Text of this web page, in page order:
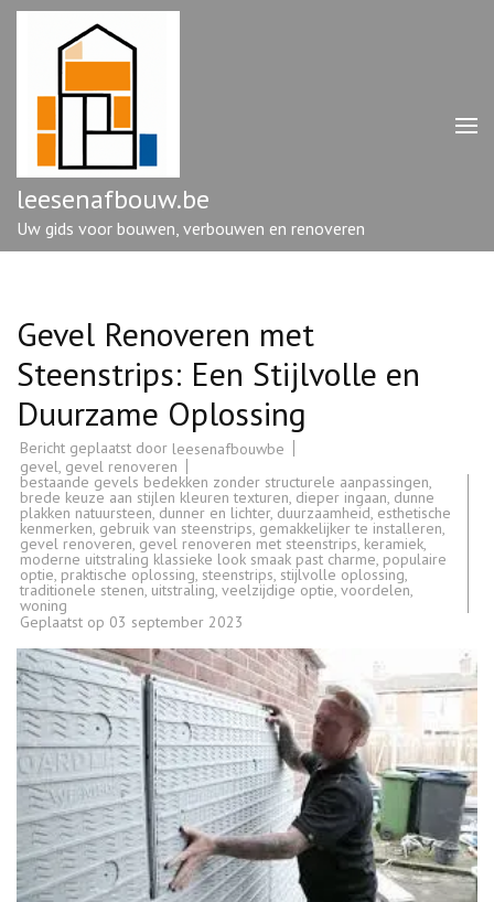
Ga
enter)
leesenafbouw.be
Uw gids voor bouwen, verbouwen en renoveren
Gevel Renoveren met
Steenstrips: Een Stijlvolle en
Duurzame Oplossing
Bericht geplaatst door leesenafbouwbe
gevel, gevel renoveren
bestaande gevels bedekken zonder structurele aanpassingen,
brede keuze aan stijlen kleuren texturen, dieper ingaan, dunne
plakken natuursteen, dunner en lichter, duurzaamheid, esthetische
kenmerken, gebruik van steenstrips, gemakkelijker te installeren,
gevel renoveren, gevel renoveren met steenstrips, keramiek,
moderne uitstraling klassieke look smaak past charme, populaire
optie, praktische oplossing, steenstrips, stijlvolle oplossing,
traditionele stenen, uitstraling, veelzijdige optie, voordelen,
woning
Geplaatst op 03 september 2023